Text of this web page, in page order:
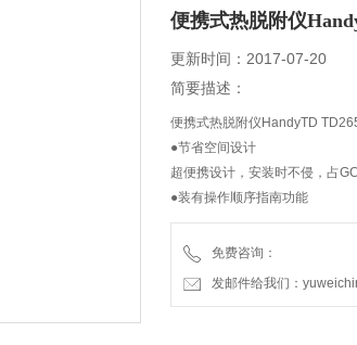
便携式热脱附仪
更新时间：2017-07-20
简要描述：
便携式热脱附仪HandyTD
●节省空间设计
超便携设计，安装时不侵，占
●装有操作顺序指南功能
触控屏上会显示下一步操作，
●带有冷却功能的支架
免费咨询：
发邮件给我们：